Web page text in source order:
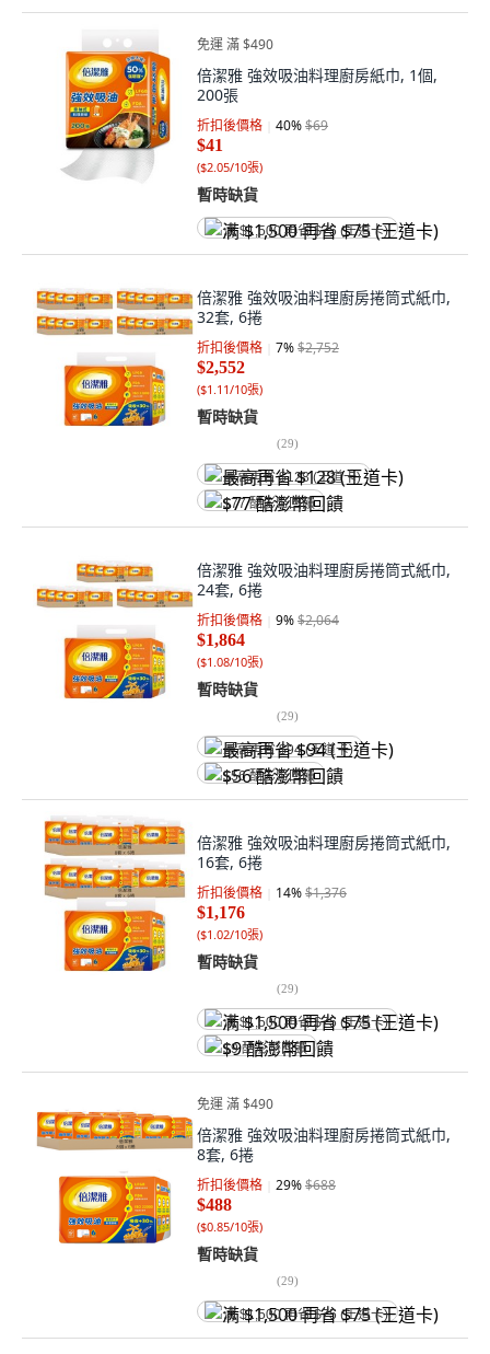
免運 滿 $490
倍潔雅 強效吸油料理廚房紙巾, 1個,
200張
折扣後價格 40%$69
$41
($2.05/10張)
暫時缺貨
满 $1,500 再省 $75 (王道卡)
倍潔雅 強效吸油料理廚房捲筒式紙巾,
32套, 6捲
折扣後價格 7%$2,752
$2,552
($1.11/10張)
暫時缺貨
(29)
最高再省 $128 (王道卡)
$77 酷澎幣回饋
倍潔雅 強效吸油料理廚房捲筒式紙巾,
24套, 6捲
折扣後價格 9%$2,064
$1,864
($1.08/10張)
暫時缺貨
(29)
最高再省 $94 (王道卡)
$56 酷澎幣回饋
倍潔雅 強效吸油料理廚房捲筒式紙巾,
16套, 6捲
折扣後價格 14%$1,376
$1,176
($1.02/10張)
暫時缺貨
(29)
满 $1,500 再省 $75 (王道卡)
$9 酷澎幣回饋
免運 滿 $490
倍潔雅 強效吸油料理廚房捲筒式紙巾,
8套, 6捲
折扣後價格 29%$688
$488
($0.85/10張)
暫時缺貨
(29)
满 $1,500 再省 $75 (王道卡)